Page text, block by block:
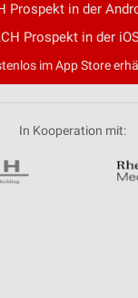
Prospekt in der
Prospekt in der
im App Store
In Kooperation mit: